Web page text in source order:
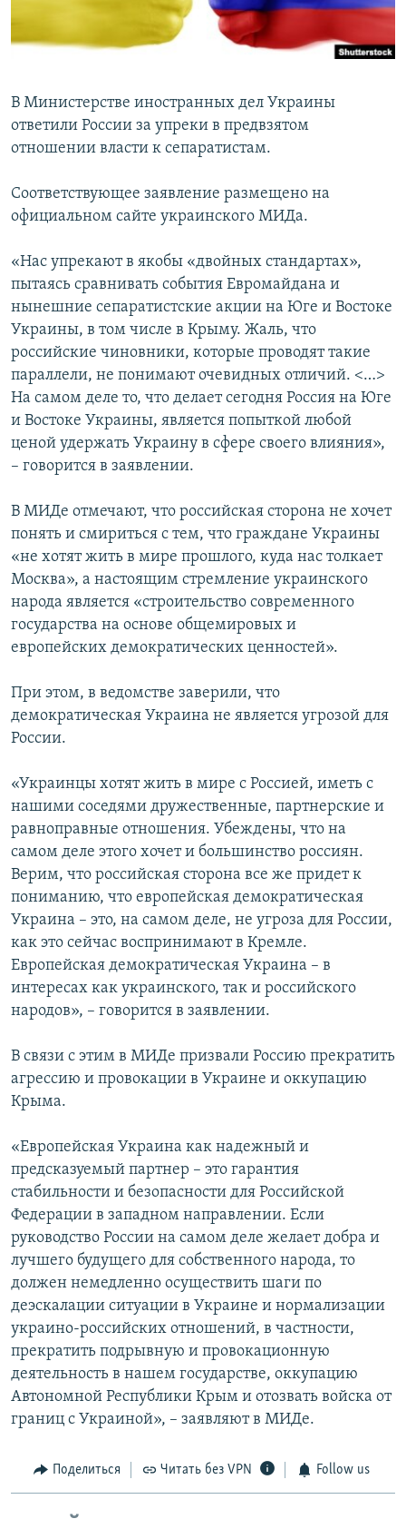
ПОБЕДИТЕЛЕЙ НЕ СУДЯТ?
КРЫМ.НЕПОКОРЕННЫЙ
УКРАИНСКАЯ ПРОБЛЕМА КРЫМА
В Министерстве иностранных дел Украины
ответили России за упреки в предвзятом
отношении власти к сепаратистам.
Соответствующее заявление размещено на
официальном сайте украинского МИДа.
«Нас упрекают в якобы «двойных стандартах»,
пытаясь сравнивать события Евромайдана и
нынешние сепаратистские акции на Юге и Востоке
Украины, в том числе в Крыму. Жаль, что
российские чиновники, которые проводят такие
параллели, не понимают очевидных отличий. <…>
На самом деле то, что делает сегодня Россия на Юге
и Востоке Украины, является попыткой любой
ценой удержать Украину в сфере своего влияния»,
– говорится в заявлении.
В МИДе отмечают, что российская сторона не хочет
понять и смириться с тем, что граждане Украины
«не хотят жить в мире прошлого, куда нас толкает
Москва», а настоящим стремление украинского
народа является «строительство современного
государства на основе общемировых и
европейских демократических ценностей».
При этом, в ведомстве заверили, что
демократическая Украина не является угрозой для
России.
«Украинцы хотят жить в мире с Россией, иметь с
нашими соседями дружественные, партнерские и
равноправные отношения. Убеждены, что на
самом деле этого хочет и большинство россиян.
Верим, что российская сторона все же придет к
пониманию, что европейская демократическая
Украина – это, на самом деле, не угроза для России,
как это сейчас воспринимают в Кремле.
Европейская демократическая Украина – в
интересах как украинского, так и российского
народов», – говорится в заявлении.
В связи с этим в МИДе призвали Россию прекратить
агрессию и провокации в Украине и оккупацию
Крыма.
«Европейская Украина как надежный и
предсказуемый партнер – это гарантия
стабильности и безопасности для Российской
Федерации в западном направлении. Если
руководство России на самом деле желает добра и
лучшего будущего для собственного народа, то
должен немедленно осуществить шаги по
деэскалации ситуации в Украине и нормализации
украино-российских отношений, в частности,
прекратить подрывную и провокационную
деятельность в нашем государстве, оккупацию
Автономной Республики Крым и отозвать войска от
границ с Украиной», – заявляют в МИДе.
Поделиться Читать без VPN Follow us